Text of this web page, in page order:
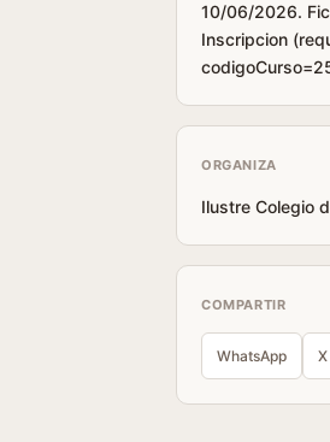
10/06/2026.
Inscripcion
ORGANIZA
Ilustre Colegio
COMPARTIR
WhatsApp X